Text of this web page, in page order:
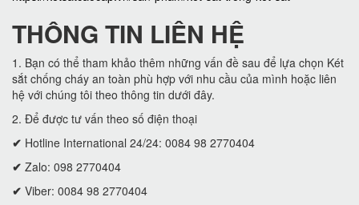
THÔNG TIN LIÊN HỆ
1. Bạn có thể tham khảo thêm những vấn đề sau để lựa chọn Két
sắt chống cháy an toàn phù hợp với nhu cầu của mình hoặc liên
hệ với chúng tôi theo thông tin dưới đây.
2. Để được tư vấn theo số điện thoại
✔ Hotline International 24/24: 0084 98 2770404
✔ Zalo: 098 2770404
✔ Viber: 0084 98 2770404